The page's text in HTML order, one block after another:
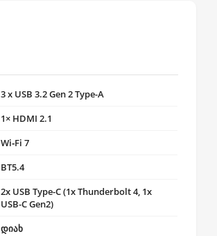
3 x USB 3.2 Gen 2 Type-A
1× HDMI 2.1
Wi‑Fi 7
BT5.4
2x USB Type-C (1x Thunderbolt 4, 1x
USB-C Gen2)
დიახ